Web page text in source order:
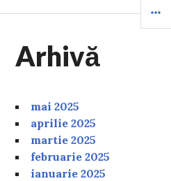
Arhivă
mai 2025
aprilie 2025
martie 2025
februarie 2025
ianuarie 2025